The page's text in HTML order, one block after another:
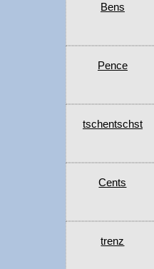
Bens
Pence
tschentschst
Cents
trenz